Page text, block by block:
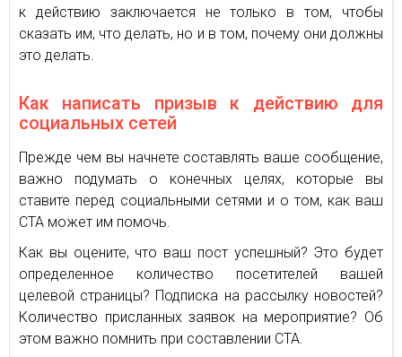
к действию заключается не только в том, чтобы
сказать им, что делать, но и в том, почему они должны
это делать.
Как написать призыв к действию для
социальных сетей
Прежде чем вы начнете составлять ваше сообщение,
важно подумать о конечных целях, которые вы
ставите перед социальными сетями и о том, как ваш
CTA может им помочь.
Как вы оцените, что ваш пост успешный? Это будет
определенное количество посетителей вашей
целевой страницы? Подписка на рассылку новостей?
Количество присланных заявок на мероприятие? Об
этом важно помнить при составлении СТА.